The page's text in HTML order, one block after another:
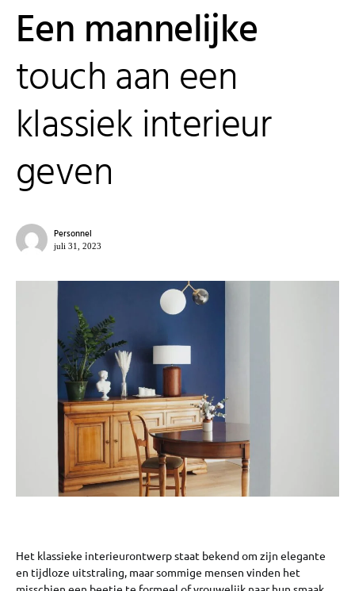
Een mannelijke
touch aan een
klassiek interieur
geven
Personnel
juli 31, 2023
Het klassieke interieurontwerp staat bekend om zijn elegante
en tijdloze uitstraling, maar sommige mensen vinden het